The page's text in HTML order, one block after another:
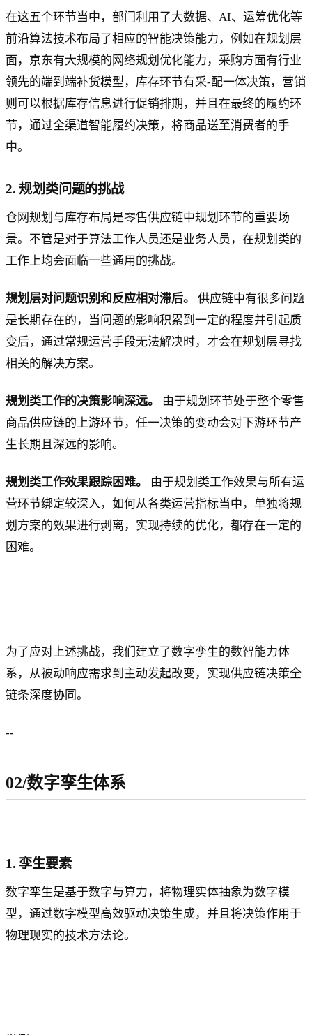
在这五个环节当中，部门利用了大数据、AI、运筹优化等
前沿算法技术布局了相应的智能决策能力，例如在规划层
面，京东有大规模的网络规划优化能力，采购方面有行业
领先的端到端补货模型，库存环节有采-配一体决策，营销
则可以根据库存信息进行促销排期，并且在最终的履约环
节，通过全渠道智能履约决策，将商品送至消费者的手
中。
2. 规划类问题的挑战
仓网规划与库存布局是零售供应链中规划环节的重要场
景。不管是对于算法工作人员还是业务人员，在规划类的
工作上均会面临一些通用的挑战。
规划层对问题识别和反应相对滞后。
供应链中有很多问题
是长期存在的，当问题的影响积累到一定的程度并引起质
变后，通过常规运营手段无法解决时，才会在规划层寻找
相关的解决方案。
规划类工作的决策影响深远。
由于规划环节处于整个零售
商品供应链的上游环节，任一决策的变动会对下游环节产
生长期且深远的影响。
规划类工作效果跟踪困难。
由于规划类工作效果与所有运
营环节绑定较深入，如何从各类运营指标当中，单独将规
划方案的效果进行剥离，实现持续的优化，都存在一定的
困难。
为了应对上述挑战，我们建立了数字孪生的数智能力体
系，从被动响应需求到主动发起改变，实现供应链决策全
链条深度协同。
--
02/数字孪生体系
1. 孪生要素
数字孪生是基于数字与算力，将物理实体抽象为数字模
型，通过数字模型高效驱动决策生成，并且将决策作用于
物理现实的技术方法论。